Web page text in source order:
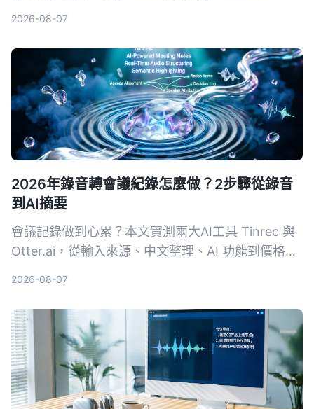
的會議記錄幫手。
2026-08-07
2026年錄音轉會議紀錄怎麼做？2步驟從錄音
到AI摘要
會議記錄做到心累？本文實測兩大AI工具 Tinrec 與
Otter.ai，從輸入來源、中文整理、AI 功能到價格方
2026-08-07